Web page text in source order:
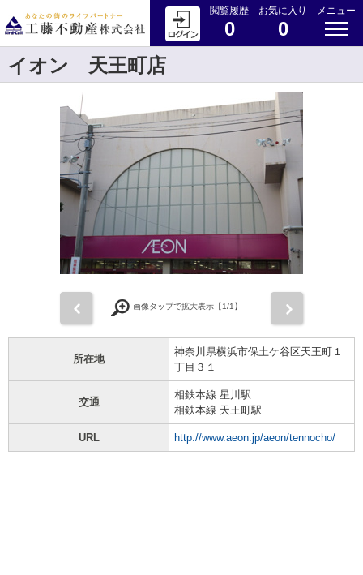
閲覧履歴
0
お気に入り
0
メニュー
イオン 天王町店
画像タップで拡大表示【1/1】
所在地
神奈川県横浜市保土ケ谷区天王町１
丁目３１
交通
相鉄本線 星川駅
相鉄本線 天王町駅
URL http://www.aeon.jp/aeon/tennocho/